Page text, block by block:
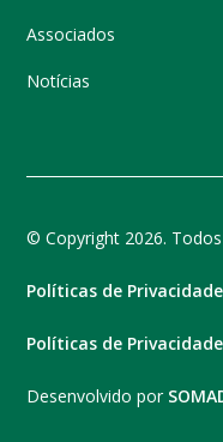
Associados
Notícias
© Copyright 2026.
Políticas de
Políticas de
Desenvolvido por